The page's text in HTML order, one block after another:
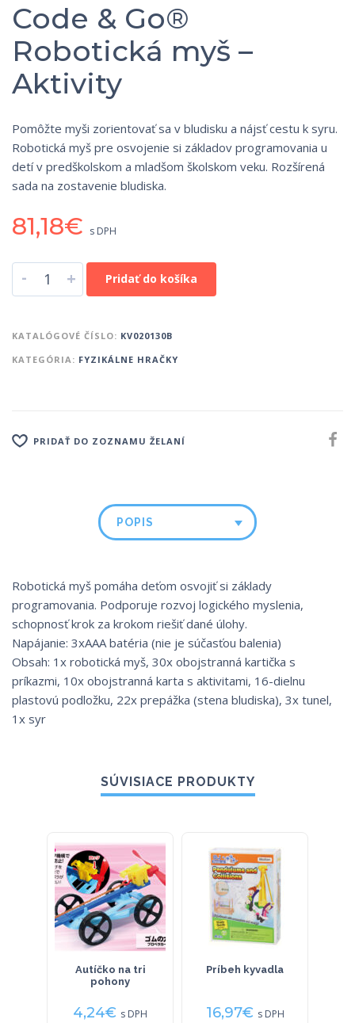
Code & Go®
Robotická myš –
Aktivity
Pomôžte myši zorientovať sa v bludisku a nájsť cestu k syru.
Robotická myš pre osvojenie si základov programovania u
detí v predškolskom a mladšom školskom veku. Rozšírená
sada na zostavenie bludiska.
81,18€ s DPH
- + Pridať do košíka
KATALÓGOVÉ ČÍSLO: KV020130B
KATEGÓRIA: FYZIKÁLNE HRAČKY
PRIDAŤ DO ZOZNAMU ŽELANÍ
POPIS
Robotická myš pomáha deťom osvojiť si základy
programovania. Podporuje rozvoj logického myslenia,
schopnosť krok za krokom riešiť dané úlohy.
Napájanie: 3xAAA batéria (nie je súčasťou balenia)
Obsah: 1x robotická myš, 30x obojstranná kartička s
príkazmi, 10x obojstranná karta s aktivitami, 16-dielnu
plastovú podložku, 22x prepážka (stena bludiska), 3x tunel,
1x syr
SÚVISIACE PRODUKTY
Autíčko na tri
pohony
4,24€ s DPH
Príbeh kyvadla
16,97€ s DPH